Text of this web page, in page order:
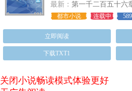
最新： 第一千二百五十六
都市小说 连载中
立即阅读
下载TXT1
关闭小说畅读模式体验更好